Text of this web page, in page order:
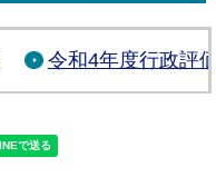
令和4年度行政評